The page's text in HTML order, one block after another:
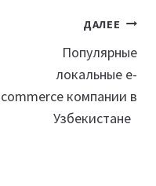
ДАЛЕЕ
Популярные
локальные e-
commerce компании в
Узбекистане